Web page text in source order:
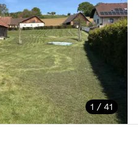
1 / 41